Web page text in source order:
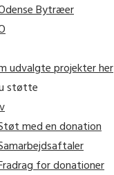
Bytræer
udvalgte projekter her
støtte
med en donation
for donationer